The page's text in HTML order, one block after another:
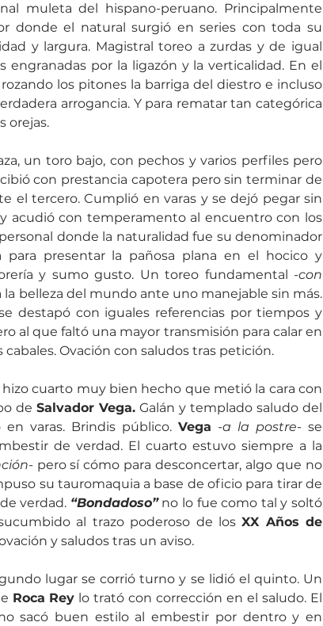
muleta del hispano-peruano. Principalmente
donde el natural surgió en series con toda su
y largura. Magistral toreo a zurdas y de igual
por la ligazón y la verticalidad. En el
los pitones la barriga del diestro e incluso
arrogancia. Y para rematar tan categórica
orejas.
un toro bajo, con pechos y varios perfiles pero
con prestancia capotera pero sin terminar de
el tercero. Cumplió en varas y se dejó pegar sin
acudió con temperamento al encuentro con los
donde la naturalidad fue su denominador
presentar la pañosa plana en el hocico y
y sumo gusto. Un toreo fundamental -con
la belleza del mundo ante uno manejable sin más.
destapó con iguales referencias por tiempos y
al que faltó una mayor transmisión para calar en
Ovación con saludos tras petición.
cuarto muy bien hecho que metió la cara con
de Salvador Vega. Galán y templado saludo del
varas. Brindis público. Vega -a la postre- se
de verdad. El cuarto estuvo siempre a la
pero sí cómo para desconcertar, algo que no
su tauromaquia a base de oficio para tirar de
verdad. “Bondadoso” no lo fue como tal y soltó
al trazo poderoso de los XX Años de
y saludos tras un aviso.
lugar se corrió turno y se lidió el quinto. Un
Roca Rey lo trató con corrección en el saludo. El
sacó buen estilo al embestir por dentro y en